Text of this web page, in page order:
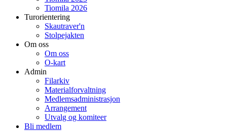
Tiomila 2026
Turorientering
Skautraver'n
Stolpejakten
Om oss
Om oss
O-kart
Admin
Filarkiv
Materialforvaltning
Medlemsadministrasjon
Arrangement
Utvalg og komiteer
Bli medlem